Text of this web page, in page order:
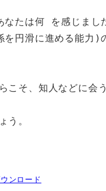
なたは何 を感じまし
円滑に進める能力)
こそ、知人などに
う。
ンロード